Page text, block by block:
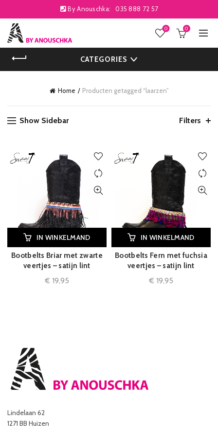
By Anouschka: 035 888 72 57
0 0
CATEGORIES
Home Producten getagged “laarzen”
Show Sidebar Filters
IN WINKELMAND
Bootbelts Briar met zwarte
veertjes – satijn lint
€ 19,95
IN WINKELMAND
Bootbelts Fern met fuchsia
veertjes – satijn lint
€ 19,95
Lindelaan 62
1271 BB Huizen